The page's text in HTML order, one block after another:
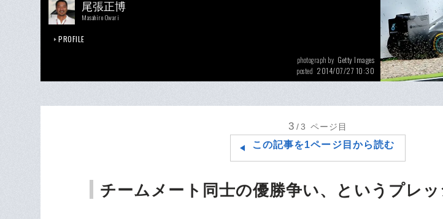
尾張正博
Masahiro Owari
PROFILE
photograph by Getty Images
posted 2014/07/27 10:30
ドイツGP予選
3 /3 ページ目
この記事を1ページ目から読む
チームメート同士の優勝争い、というプレッ